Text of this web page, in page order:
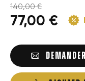
140,00 €
77,00 €